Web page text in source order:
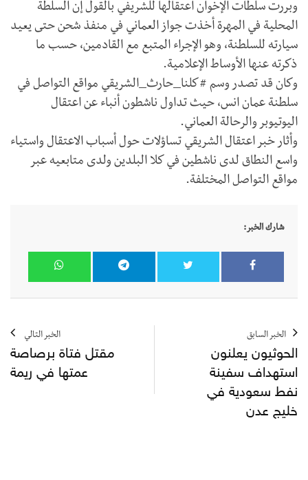
وبررت سلطات الإخوان اعتقالها للشريفي بالقول إن السلطة
المحلية في المهرة أخذت جواز العماني في منفذ شحن حتى يعيد
سيارته للسلطنة، وهو الإجراء المتبع مع القادمين، حسب ما
ذكرته عنها الأوساط الإعلامية.
وكان قد تصدر وسم #كلنا_حارث_الشريقي مواقع التواصل في
سلطنة عمان انس، حيث تداول ناشطون أنباء عن اعتقال
اليوتيوبر والرحالة العماني.
وأثار خبر اعتقال الشريقي تساؤلات حول أسباب الاعتقال واستياء
واسع النطاق لدى ناشطين في كلا البلدين ولدى متابعيه عبر
مواقع التواصل المختلفة.
شارك الخبر:
الخبر السابق
الحوثيون يعلنون
استهداف سفينة
نفط سعودية في
خليج عدن
الخبر التالي
مقتل فتاة برصاصة
عمتها في ريمة